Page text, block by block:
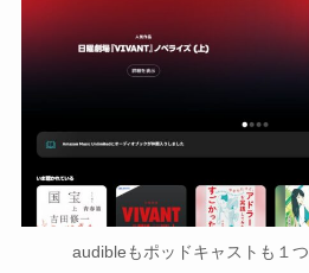
audibleもポッドキャストも１